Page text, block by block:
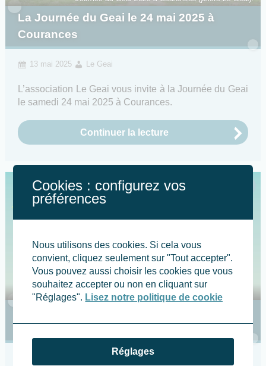
La Journée du Geai le 24 mai 2025 à
Courances
13 mai 2025 Le Geai
L’association Le Geai vous invite à la Journée du Geai
le samedi 24 mai 2025 à Courances.
Continuer la lecture
Tous au Compost avec Le Geai en 2025.
Cookies : configurez vos
préférences
Nous utilisons des cookies. Si cela vous
convient, cliquez seulement sur "Tout accepter".
Vous pouvez aussi choisir les cookies que vous
souhaitez accepter ou non en cliquant sur
"Réglages". Lisez notre politique de cookie
Réglages